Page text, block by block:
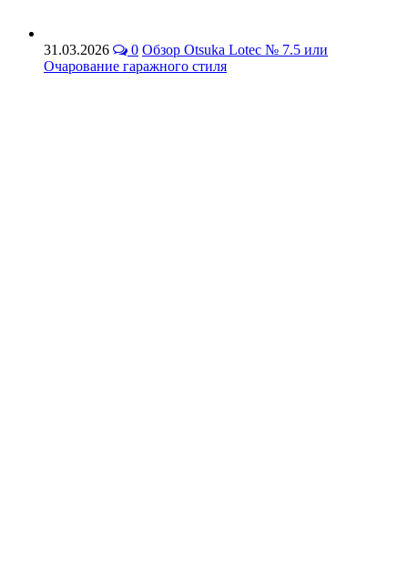
31.03.2026 0 Обзор Otsuka Lotec № 7.5 или
Очарование гаражного стиля